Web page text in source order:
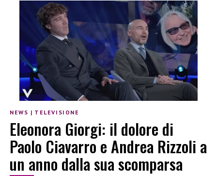
NEWS | TELEVISIONE
Eleonora Giorgi: il dolore di
Paolo Ciavarro e Andrea Rizzoli a
un anno dalla sua scomparsa